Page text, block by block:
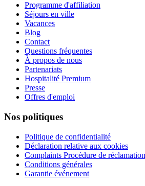
Programme d'affiliation
Séjours en ville
Vacances
Blog
Contact
Questions fréquentes
À propos de nous
Partenariats
Hospitalité Premium
Presse
Offres d'emploi
Nos politiques
Politique de confidentialité
Déclaration relative aux cookies
Complaints Procédure de réclamation
Conditions générales
Garantie événement